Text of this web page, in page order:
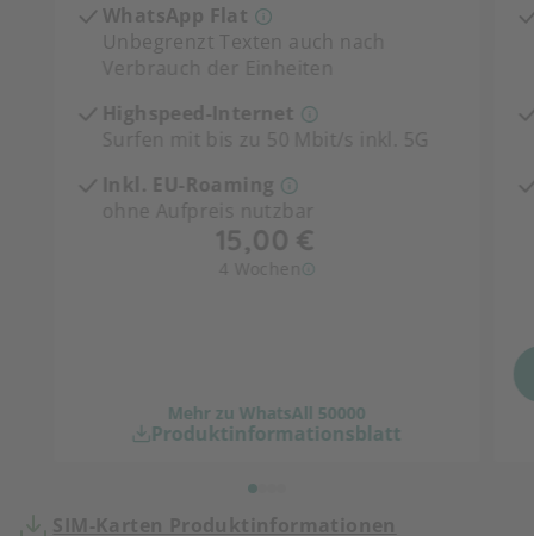
WhatsApp Flat
Unbegrenzt Texten auch nach
Verbrauch der Einheiten
Highspeed-Internet
Surfen mit bis zu 50 Mbit/s inkl. 5G
Inkl. EU-Roaming
ohne Aufpreis nutzbar
4 Wochen
Mehr zu WhatsAll 50000
Produktinformationsblatt